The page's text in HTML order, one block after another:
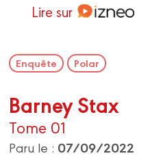
Lire sur
Enquête Polar
Barney Stax
Tome 01
Paru le : 07/09/2022